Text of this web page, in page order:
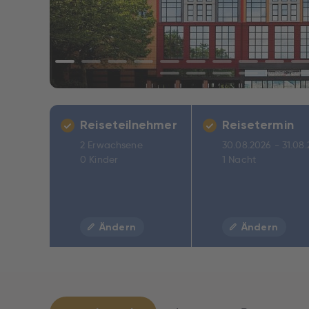
Reiseteilnehmer
2 Erwachsene
0 Kinder
Ändern
Reisetermin
30.08.2026 -
1 Nacht
Ändern